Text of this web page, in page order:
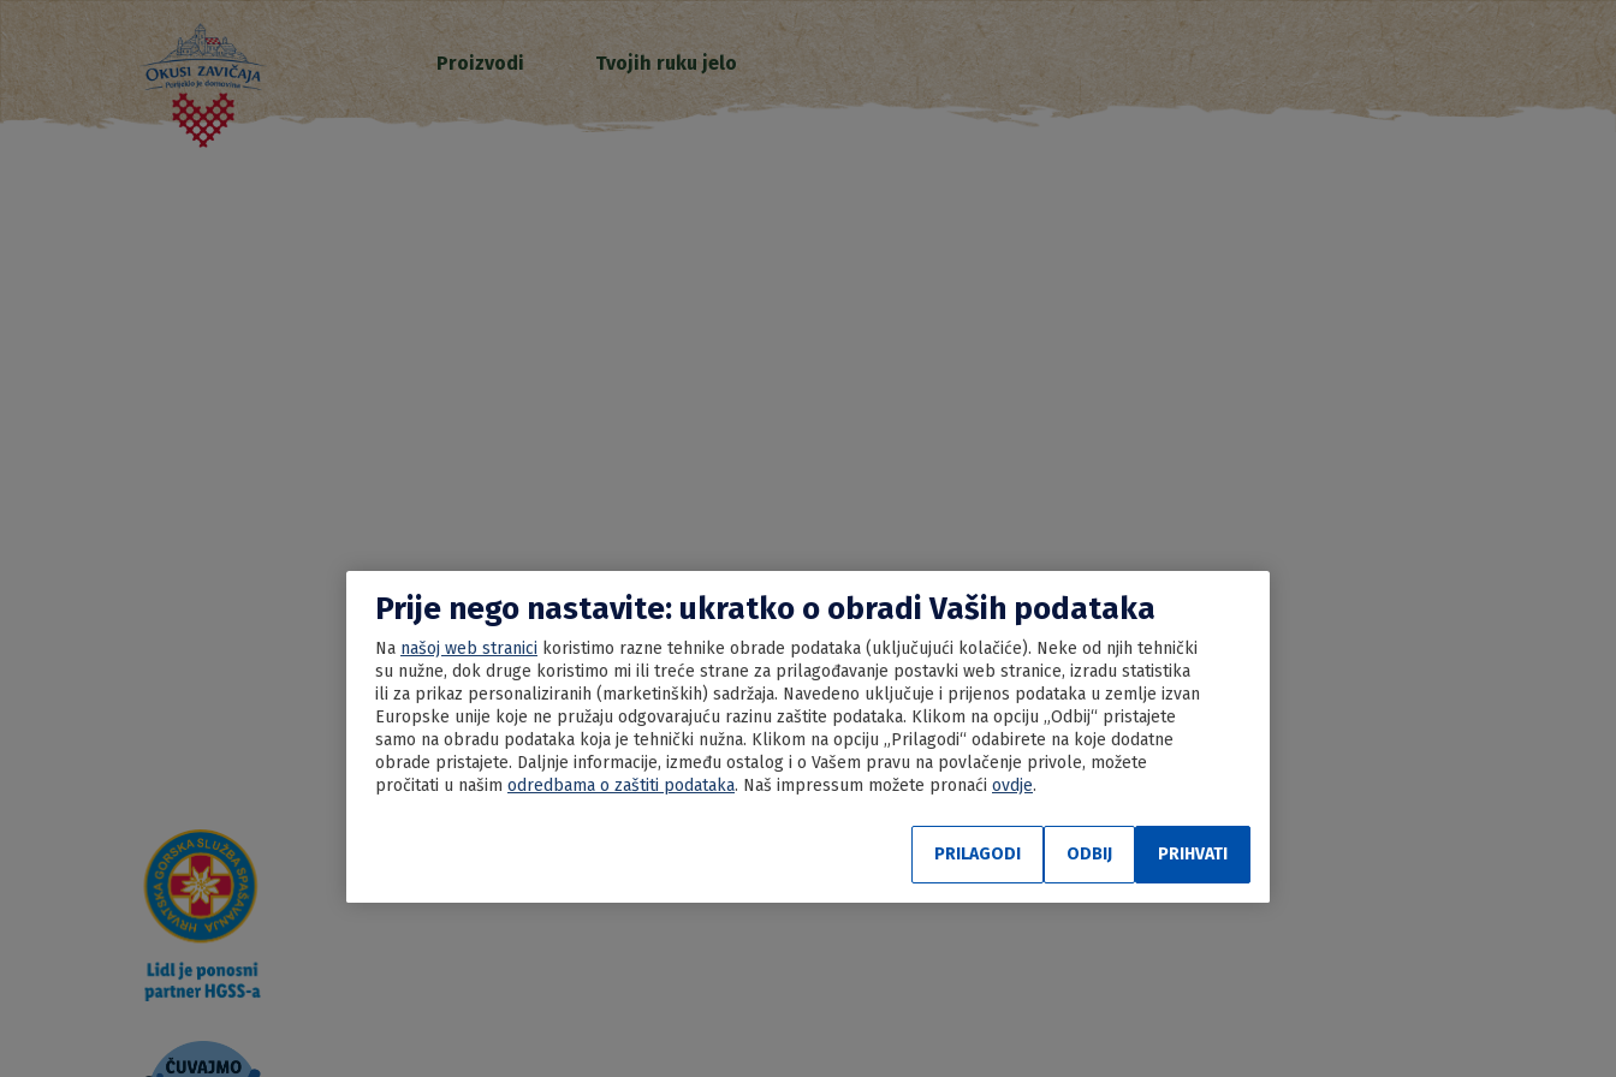
Proizvodi Tvojih ruku jelo
Prije nego nastavite: ukratko o obradi Vaših podataka
Na našoj web stranici koristimo razne tehnike obrade podataka (uključujući kolačiće). Neke od njih tehnički
su nužne, dok druge koristimo mi ili treće strane za prilagođavanje postavki web stranice, izradu statistika
ili za prikaz personaliziranih (marketinških) sadržaja. Navedeno uključuje i prijenos podataka u zemlje izvan
Europske unije koje ne pružaju odgovarajuću razinu zaštite podataka. Klikom na opciju „Odbij“ pristajete
samo na obradu podataka koja je tehnički nužna. Klikom na opciju „Prilagodi“ odabirete na koje dodatne
obrade pristajete. Daljnje informacije, između ostalog i o Vašem pravu na povlačenje privole, možete
pročitati u našim odredbama o zaštiti podataka. Naš impressum možete pronaći ovdje.
ODBIJ PRIHVATI
PRILAGODI